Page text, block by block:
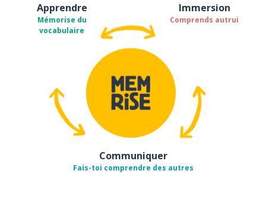
Apprendre
Mémorise du
vocabulaire
Immersion
Comprends autrui
Communiquer
Fais-toi comprendre des autres